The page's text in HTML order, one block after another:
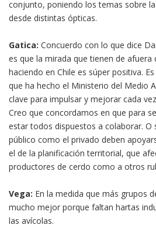
conjunto, poniendo los temas sobre
desde distintas ópticas.
Gatica: Concuerdo con lo que dice
es que la mirada que tienen de afuera
haciendo en Chile es súper positiva.
que ha hecho el Ministerio del Medio
clave para impulsar y mejorar cada
Creo que concordamos en que para
estar todos dispuestos a colaborar. O
público como el privado deben
el de la planificación territorial, que
productores de cerdo como a otros
Vega: En la medida que más grupos
mucho mejor porque faltan hartas
las avícolas.